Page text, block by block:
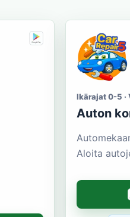
Ikärajat 0-5 ·
Auton
Aloita